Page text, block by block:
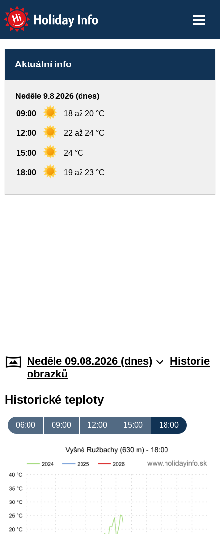
Holiday Info
Aktuální info
Neděle 9.8.2026 (dnes)
09:00 18 až 20 °C
12:00 22 až 24 °C
15:00 24 °C
18:00 19 až 23 °C
Neděle 09.08.2026 (dnes)
Historie
obrazků
Historické teploty
06:00 09:00 12:00 15:00 18:00